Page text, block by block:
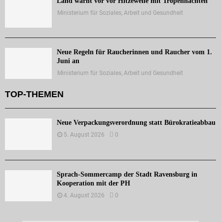
Ministerium für Soziales, Arbeit und Gesundheit
Neue Regeln für Raucherinnen und Raucher vom 1.
Juni an
Ministerium für Soziales, Arbeit und Gesundheit
TOP-THEMEN
Neue Verpackungsverordnung statt Bürokratieabbau
5. August 2026 0
Sprach-Sommercamp der Stadt Ravensburg in
Kooperation mit der PH
4. August 2026 0